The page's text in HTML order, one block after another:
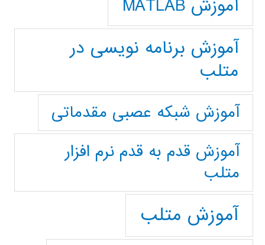
آموزش MATLAB
آموزش برنامه نویسی در
متلب
آموزش شبکه عصبی مقدماتی
آموزش قدم به قدم نرم افزار
متلب
آموزش متلب